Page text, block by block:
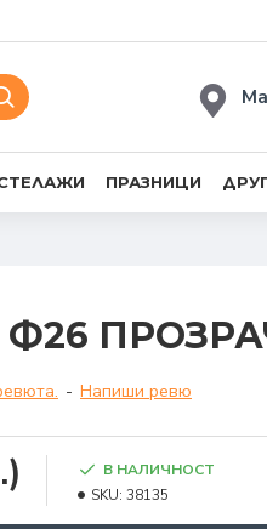
ПРАЗНИЦИ
- Напиши ревю
В НАЛИЧНОСТ
SKU: 38135